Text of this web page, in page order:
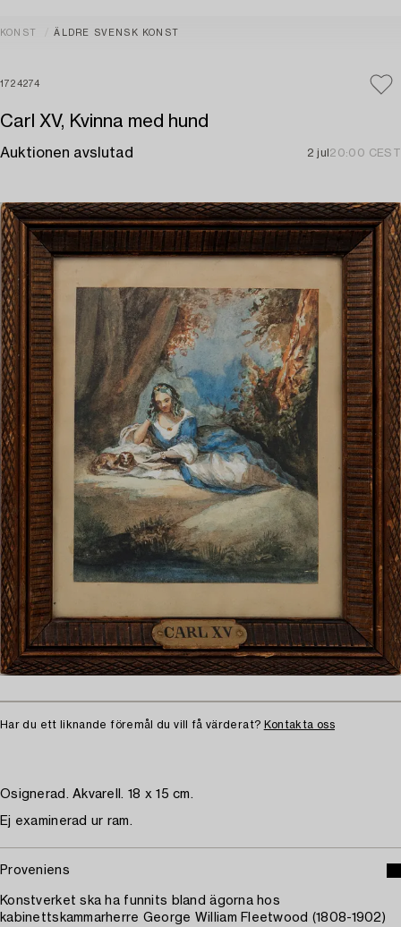
KONST ÄLDRE SVENSK KONST
1724274
Carl XV, Kvinna med hund
Auktionen avslutad 2 jul 20:00 CEST
Har du ett liknande föremål du vill få värderat? Kontakta oss
Osignerad. Akvarell. 18 x 15 cm.
Ej examinerad ur ram.
Proveniens
Konstverket ska ha funnits bland ägorna hos
kabinettskammarherre George William Fleetwood (1808-1902)